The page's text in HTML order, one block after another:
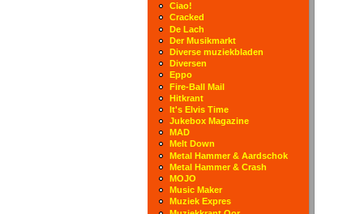
Ciao!
Cracked
De Lach
Der Musikmarkt
Diverse muziekbladen
Diversen
Eppo
Fire-Ball Mail
Hitkrant
It's Elvis Time
Jukebox Magazine
MAD
Melt Down
Metal Hammer & Aardschok
Metal Hammer & Crash
MOJO
Music Maker
Muziek Expres